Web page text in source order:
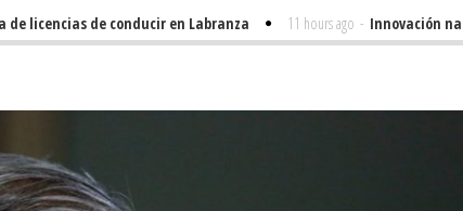
de conducir en Labranza 11 hours ago - Innovación